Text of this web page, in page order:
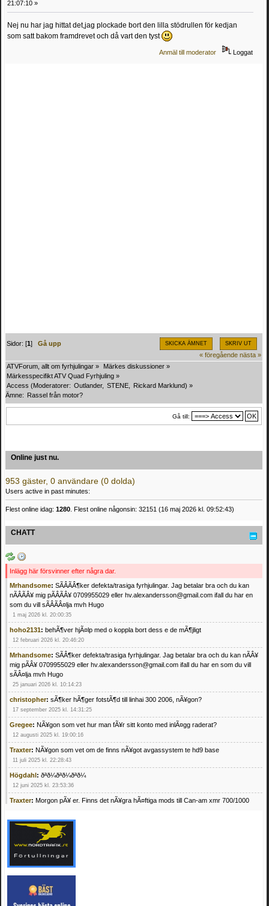
21:07:10 »
Nej nu har jag hittat det,jag plockade bort den lilla stödrullen för kedjan
som satt bakom framdrevet och då vart den tyst
Anmäl till moderator Loggat
SKICKA ÄMNET SKRIV UT
Sidor: [1]Gå upp
« föregående nästa »
ATVForum, allt om fyrhjulingar » Märkes diskussioner »
Märkesspecifikt ATV Quad Fyrhjuling »
Access (Moderatorer: Outlander, STENE Rickard Marklund) »
Ämne:
Rassel från motor?
Gå till:
Online just nu.
953 gäster, 0 användare (0 dolda)
Users active in past minutes:
Flest online idag: 1280 . Flest online någonsin: 32151 (16 maj 2026 kl. 09:52:43)
CHATT
Inlägg här försvinner efter några dar.
Mrhandsome: SÃÂÃÂ¶ker defekta/trasiga fyrhjulingar. Jag betalar bra och du kan
nÃÂÃÂ¥ mig pÃÂÃÂ¥ 0709955029 eller hv.alexandersson@gmail.com ifall du har en
som du vill sÃÂÃÂ¤lja mvh Hugo
1 maj 2026 kl. 20:00:35
hoho2131: behÃ¶ver hjÃ¤lp med o koppla bort dess e de mÃ¶jligt
12 februari 2026 kl. 20:46:20
Mrhandsome: SÃÂ¶ker defekta/trasiga fyrhjulingar. Jag betalar bra och du kan nÃÂ¥
mig pÃÂ¥ 0709955029 eller hv.alexandersson@gmail.com ifall du har en som du vill
sÃÂ¤lja mvh Hugo
25 januari 2026 kl. 10:14:23
christopher: sÃ¶ker hÃ¶ger fotstÃ¶d till linhai 300 2006, nÃ¥gon?
17 september 2025 kl. 14:31:25
Gregee: NÃ¥gon som vet hur man fÃ¥r sitt konto med inlÃ¤gg raderat?
12 augusti 2025 kl. 19:00:16
Traxter: NÃ¥gon som vet om de finns nÃ¥got avgassystem te hd9 base
11 juli 2025 kl. 22:28:43
Högdahl : ðªð¼ðªð¼ðªð¼
12 juni 2025 kl. 23:53:36
Traxter: Morgon pÃ¥ er. Finns det nÃ¥gra hÃ¤ftiga mods till Can-am xmr 700/1000
Mrhandsome:SÃ¶ker defekta/trasiga fyrhjulingar. Jag betalar bra och du kan nÃ¥ mig
pÃ¥ 0709955029 eller hv.alexandersson@gmail.com ifall du har en som du vill sÃ¤lja
mvh Hugo
21 februari 2025 kl. 09:25:52
4 februari 2025 kl. 19:20:50